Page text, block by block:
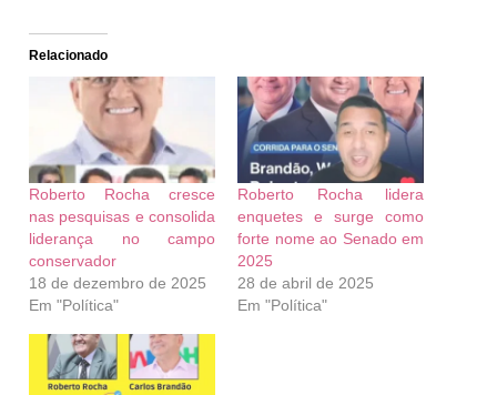
Relacionado
Roberto Rocha cresce
nas pesquisas e consolida
liderança no campo
conservador
18 de dezembro de 2025
Em "Política"
Roberto Rocha lidera
enquetes e surge como
forte nome ao Senado em
2025
28 de abril de 2025
Em "Política"